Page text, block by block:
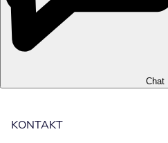
Chat
KONTAKT